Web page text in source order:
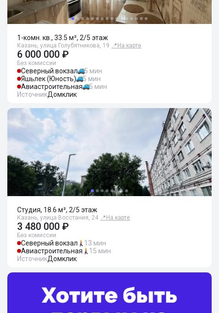
1-комн. кв., 33.5 м², 2/5 этаж
Казань, улица Голубятникова, 19 📍 На карте
6 000 000 ₽
Без комиссии
Северный вокзал
5 мин
Яшьлек (Юность)
5 мин
Авиастроительная
5 мин
ИсточникДомклик
Студия, 18.6 м², 2/5 этаж
Казань, улица Восстания, 24 📍 На карте
3 480 000 ₽
Без комиссии
Северный вокзал
13 мин
Авиастроительная
15 мин
ИсточникДомклик